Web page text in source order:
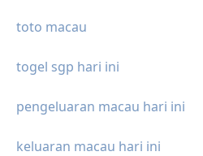
toto macau
togel sgp hari ini
pengeluaran macau hari ini
keluaran macau hari ini